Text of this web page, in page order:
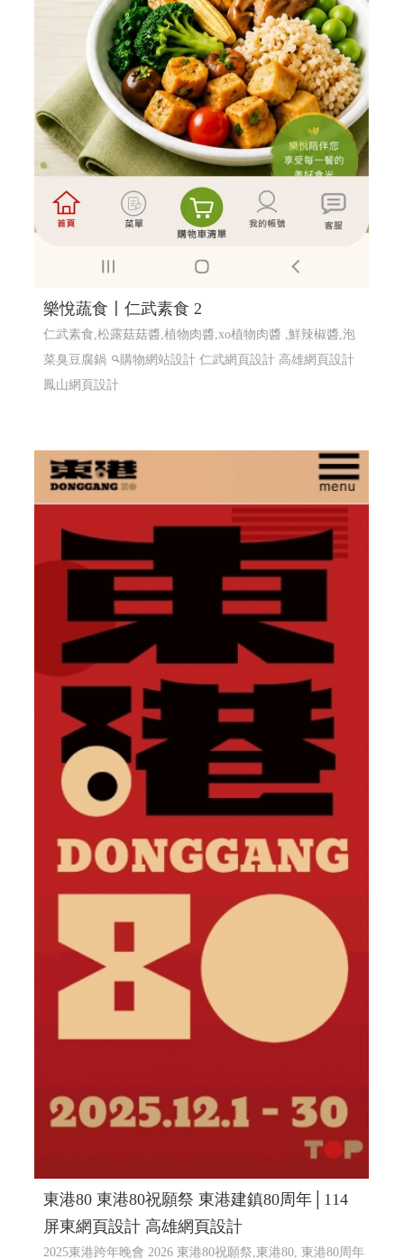
樂悅蔬食〡仁武素食 2
仁武素食,松露菇菇醬,植物肉醬,xo植物肉醬 ,鮮辣椒醬,泡
菜臭豆腐鍋
購物網站設計仁武網頁設計 高雄網頁設計
鳳山網頁設計
東港80 東港80祝願祭 東港建鎮80周年│114
屏東網頁設計 高雄網頁設計
2025東港跨年晚會 2026 東港80祝願祭,東港80, 東港80周年